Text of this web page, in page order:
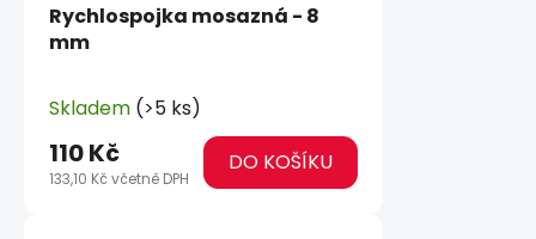
Rychlospojka mosazná - 8
mm
Skladem (>5 ks)
133,10 Kč včetně DPH
110 Kč DO KOŠÍKU